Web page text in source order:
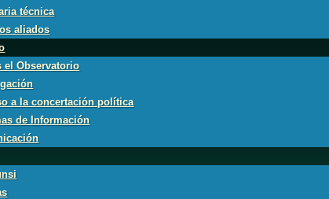
técnica
aliados
el Observatorio
a la concertación política
de Información